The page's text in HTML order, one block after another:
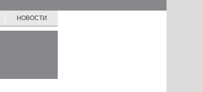
НОВОСТИ